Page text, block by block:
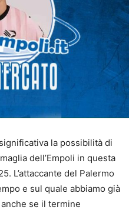
la possibilità di
dell’Empoli in questa
L’attaccante del Palermo
e sul quale abbiamo già
se il termine